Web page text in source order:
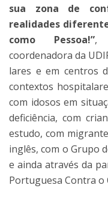
sua zona de
realidades
como Pessoa!”,
coordenadora da
lares e em centros
contextos
com idosos em
deficiência, com
estudo, com
inglês, com o Grupo
e ainda através da
Portuguesa Contra o